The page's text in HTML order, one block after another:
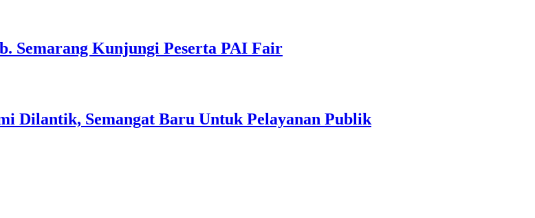
Semarang Kunjungi Peserta PAI Fair
Dilantik, Semangat Baru Untuk Pelayanan Publik